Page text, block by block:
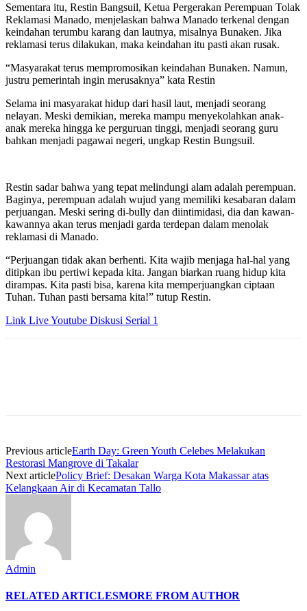
Sementara itu, Restin Bangsuil, Ketua Pergerakan Perempuan Tolak
Reklamasi Manado, menjelaskan bahwa Manado terkenal dengan
keindahan terumbu karang dan lautnya, misalnya Bunaken. Jika
reklamasi terus dilakukan, maka keindahan itu pasti akan rusak.
“Masyarakat terus mempromosikan keindahan Bunaken. Namun,
justru pemerintah ingin merusaknya” kata Restin
Selama ini masyarakat hidup dari hasil laut, menjadi seorang
nelayan. Meski demikian, mereka mampu menyekolahkan anak-
anak mereka hingga ke perguruan tinggi, menjadi seorang guru
bahkan menjadi pagawai negeri, ungkap Restin Bungsuil.
Restin sadar bahwa yang tepat melindungi alam adalah perempuan.
Baginya, perempuan adalah wujud yang memiliki kesabaran dalam
perjuangan. Meski sering di-bully dan diintimidasi, dia dan kawan-
kawannya akan terus menjadi garda terdepan dalam menolak
reklamasi di Manado.
“Perjuangan tidak akan berhenti. Kita wajib menjaga hal-hal yang
ditipkan ibu pertiwi kepada kita. Jangan biarkan ruang hidup kita
dirampas. Kita pasti bisa, karena kita memperjuangkan ciptaan
Tuhan. Tuhan pasti bersama kita!” tutup Restin.
Link Live Youtube Diskusi Serial 1
Previous articleEarth Day: Green Youth Celebes Melakukan
Restorasi Mangrove di Takalar
Next articlePolicy Brief: Desakan Warga Kota Makassar atas
Kelangkaan Air di Kecamatan Tallo
Admin
RELATED ARTICLESMORE FROM AUTHOR